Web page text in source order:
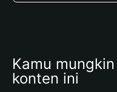
Kamu
konten ini